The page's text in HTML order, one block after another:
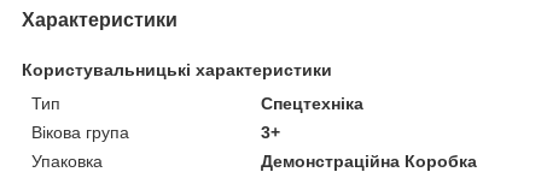
Характеристики
Користувальницькі характеристики
Тип
Спецтехніка
Вікова група
3+
Упаковка
Демонстраційна Коробка